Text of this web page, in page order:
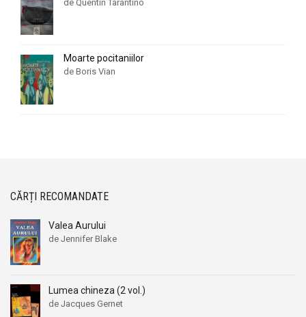
de Quentin Tarantino
Moarte pocitaniilor
de Boris Vian
CĂRȚI RECOMANDATE
Valea Aurului
de Jennifer Blake
fost:
56,00 lei.
39,00 lei.
Lumea chineza (2 vol.)
de Jacques Gernet